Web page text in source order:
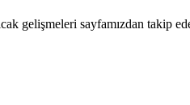
gelişmeleri sayfamızdan takip